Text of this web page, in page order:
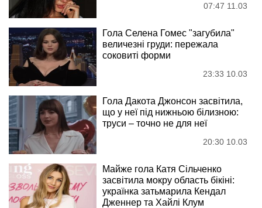
07:47 11.03
Гола Селена Гомес "загубила"
величезні груди: пережала
соковиті форми
23:33 10.03
Гола Дакота Джонсон засвітила,
що у неї під нижньою білизною:
труси – точно не для неї
20:30 10.03
Майже гола Катя Сільченко
засвітила мокру область бікіні:
українка затьмарила Кендал
Дженнер та Хайлі Клум